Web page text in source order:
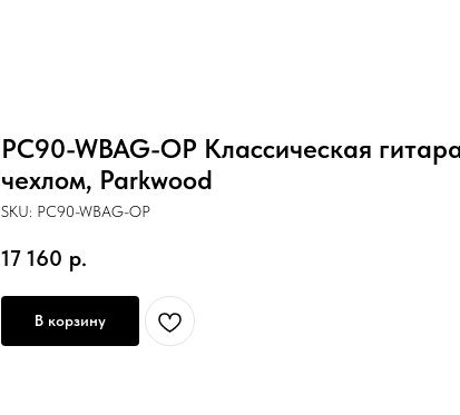
PC90-WBAG-OP Классическая
чехлом, Parkwood
SKU: PC90-WBAG-OP
17 160 р.
В корзину